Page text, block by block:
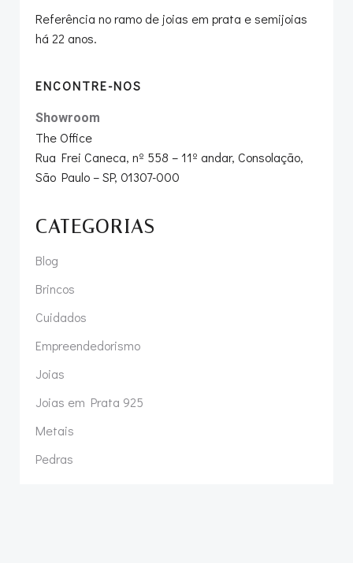
Referência no ramo de joias em prata e semijoias
há 22 anos.
ENCONTRE-NOS
Showroom
The Office
Rua Frei Caneca, nº 558 – 11º andar, Consolação,
São Paulo – SP, 01307-000
CATEGORIAS
Blog
Brincos
Cuidados
Empreendedorismo
Joias
Joias em Prata 925
Metais
Pedras